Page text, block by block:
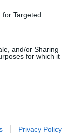
for Targeted
and/or Sharing
for which it
Privacy Policy
detected»
και